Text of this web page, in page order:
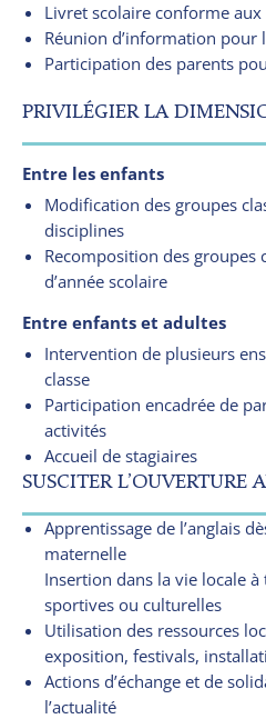
Livret scolaire conforme
Réunion d’information pour
Participation des parents
PRIVILÉGIER LA
Entre les enfants
Modification des groupes
disciplines
Recomposition des groupes
d’année scolaire
Entre enfants et adultes
Intervention de plusieurs
classe
Participation encadrée de
activités
Accueil de stagiaires
SUSCITER L’OUVERTURE
Apprentissage de l’anglais
maternelle
Insertion dans la vie locale
sportives ou culturelles
Utilisation des ressources
exposition, festivals,
Actions d’échange et de
l’actualité